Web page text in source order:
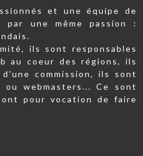
et une équipe de
par une même passion :
ils sont responsables
au coeur des régions, ils
commission, ils sont
webmasters... Ce sont
pour vocation de faire